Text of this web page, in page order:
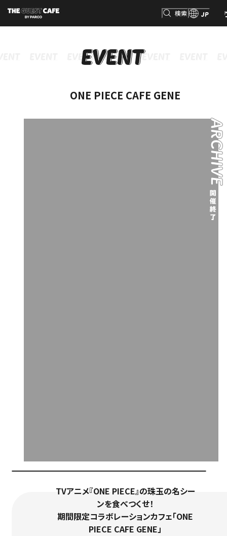
検索 JP
検索
ONE PIECE CAFE GENE
TVアニメ『ONE PIECE』の珠玉の名シー
ンを食べつくせ！
期間限定コラボレーションカフェ「ONE
PIECE CAFE GENE」